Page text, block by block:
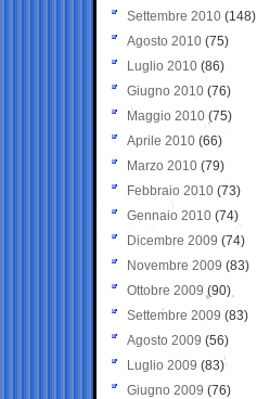
Settembre 2010 (148)
Agosto 2010 (75)
Luglio 2010 (86)
Giugno 2010 (76)
Maggio 2010 (75)
Aprile 2010 (66)
Marzo 2010 (79)
Febbraio 2010 (73)
Gennaio 2010 (74)
Dicembre 2009 (74)
Novembre 2009 (83)
Ottobre 2009 (90)
Settembre 2009 (83)
Agosto 2009 (56)
Luglio 2009 (83)
Giugno 2009 (76)